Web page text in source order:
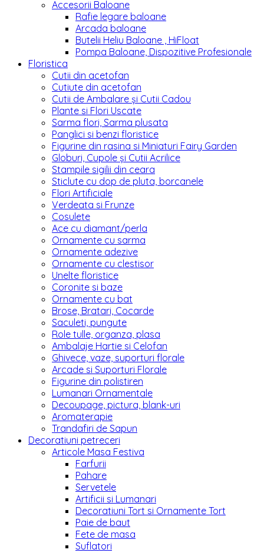
Accesorii Baloane
Rafie legare baloane
Arcada baloane
Butelii Heliu Baloane , HiFloat
Pompa Baloane, Dispozitive Profesionale
Floristica
Cutii din acetofan
Cutiute din acetofan
Cutii de Ambalare și Cutii Cadou
Plante si Flori Uscate
Sarma flori, Sarma plusata
Panglici si benzi floristice
Figurine din rasina si Miniaturi Fairy Garden
Globuri, Cupole și Cutii Acrilice
Stampile sigilii din ceara
Sticlute cu dop de pluta, borcanele
Flori Artificiale
Verdeata si Frunze
Cosulete
Ace cu diamant/perla
Ornamente cu sarma
Ornamente adezive
Ornamente cu clestisor
Unelte floristice
Coronite si baze
Ornamente cu bat
Brose, Bratari, Cocarde
Saculeti, pungute
Role tulle, organza, plasa
Ambalaje Hartie si Celofan
Ghivece, vaze, suporturi florale
Arcade si Suporturi Florale
Figurine din polistiren
Lumanari Ornamentale
Decoupage, pictura, blank-uri
Aromaterapie
Trandafiri de Sapun
Decoratiuni petreceri
Articole Masa Festiva
Farfurii
Pahare
Servetele
Artificii si Lumanari
Decoratiuni Tort si Ornamente Tort
Paie de baut
Fete de masa
Suflatori